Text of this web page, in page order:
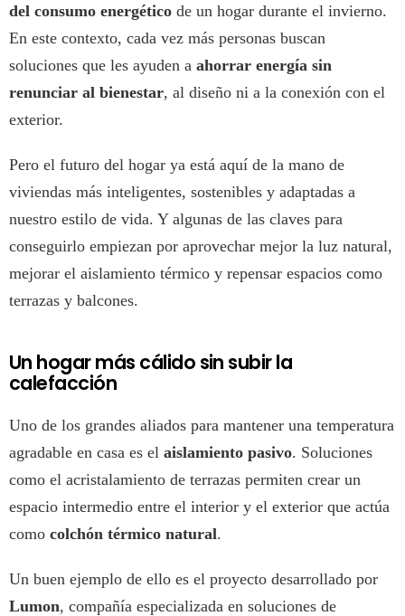
del consumo energético de un hogar durante el invierno.
En este contexto, cada vez más personas buscan
soluciones que les ayuden a ahorrar energía sin
renunciar al bienestar, al diseño ni a la conexión con el
exterior.
Pero el futuro del hogar ya está aquí de la mano de
viviendas más inteligentes, sostenibles y adaptadas a
nuestro estilo de vida. Y algunas de las claves para
conseguirlo empiezan por aprovechar mejor la luz natural,
mejorar el aislamiento térmico y repensar espacios como
terrazas y balcones.
Un hogar más cálido sin subir la
calefacción
Uno de los grandes aliados para mantener una temperatura
agradable en casa es el aislamiento pasivo. Soluciones
como el acristalamiento de terrazas permiten crear un
espacio intermedio entre el interior y el exterior que actúa
como colchón térmico natural.
Un buen ejemplo de ello es el proyecto desarrollado por
Lumon, compañía especializada en soluciones de